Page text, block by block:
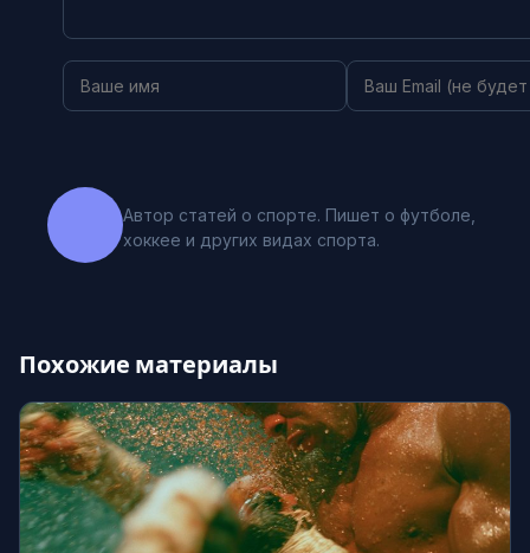
Автор статей о спорте. Пишет о футболе,
хоккее и других видах спорта.
Похожие материалы